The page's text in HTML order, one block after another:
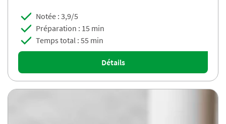
Notée : 3,9/5
Préparation : 15 min
Temps total : 55 min
Détails